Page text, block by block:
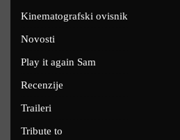
Kinematografski ovisnik
Novosti
Play it again Sam
Recenzije
Traileri
Tribute to